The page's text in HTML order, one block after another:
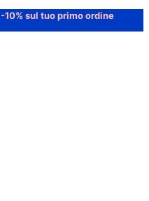
-10% sul tuo primo ordine